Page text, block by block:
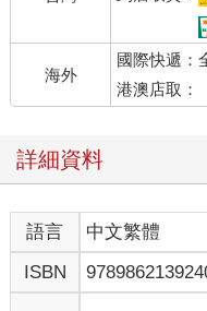
海外
國際快遞：
港澳店取：
詳細資料
語言 中文繁體
ISBN